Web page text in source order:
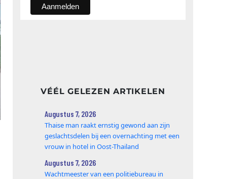
VÉÉL GELEZEN ARTIKELEN
Augustus 7, 2026
Thaise man raakt ernstig gewond aan zijn
geslachtsdelen bij een overnachting met een
vrouw in hotel in Oost-Thailand
Augustus 7, 2026
Wachtmeester van een politiebureau in